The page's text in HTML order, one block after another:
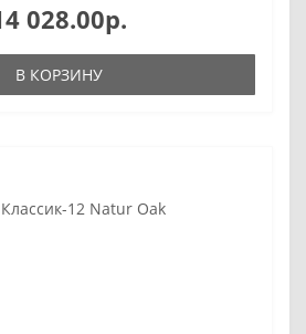
028.00р.
В КОРЗИНУ